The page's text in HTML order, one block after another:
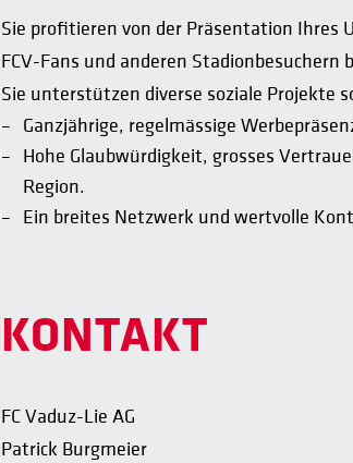
Sie profitieren von der Präsentation Ihres
FCV-Fans und anderen
Sie unterstützen diverse soziale Projekte
Ganzjährige, regelmässige
Hohe Glaubwürdigkeit, grosses
Region.
Ein breites Netzwerk und wertvolle
KONTAKT
FC Vaduz-Lie AG
Patrick Burgmeier